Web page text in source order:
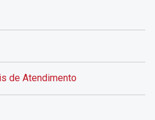
de Atendimento